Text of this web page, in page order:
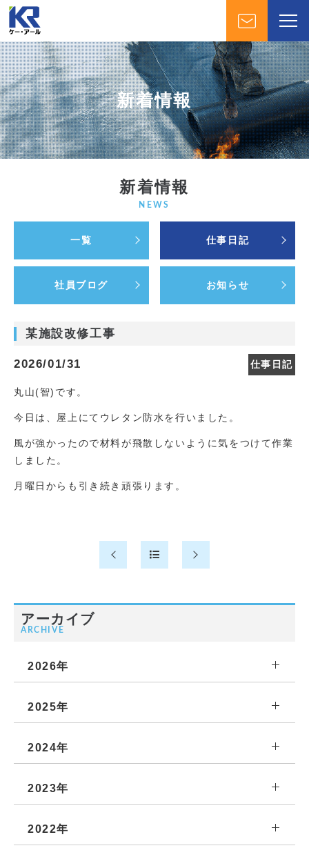
新着情報
新着情報
NEWS
一覧 仕事日記
社員ブログ お知らせ
某施設改修工事
2026/01/31 仕事日記
丸山(智)です。
今日は、屋上にてウレタン防水を行いました。
風が強かったので材料が飛散しないように気をつけて作業
しました。
月曜日からも引き続き頑張ります。
アーカイブ
ARCHIVE
2026年
2025年
2024年
2023年
2022年